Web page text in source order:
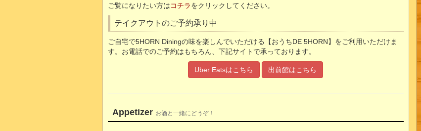
ご覧になりたい方はコチラをクリックしてください。
テイクアウトのご予約承り中
ご自宅で5HORN Diningの味を楽しんでいただける【おうちDE 5HORN】をご利用いただけま
す。お電話でのご予約はもちろん、下記サイトで承っております。
Uber Eatsはこちら 出前館はこちら
Appetizer お酒と一緒にどうぞ！